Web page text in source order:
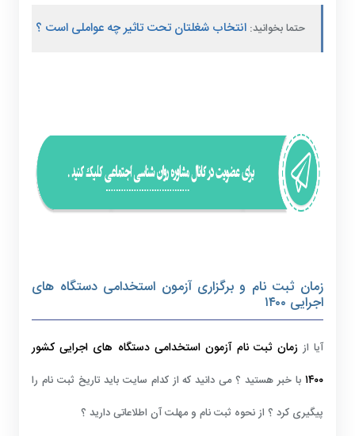
حتما بخوانید:انتخاب شغلتان تحت تاثیر چه عواملی است ؟
زمان ثبت نام و برگزاری آزمون استخدامی دستگاه های
اجرایی ۱۴۰۰
آیا اززمان ثبت نام آزمون استخدامی دستگاه های اجرایی کشور
۱۴۰۰ با خبر هستید ؟ می دانید که از کدام سایت باید تاریخ ثبت نام را
پیگیری کرد ؟ از نحوه ثبت نام و مهلت آن اطلاعاتی دارید ؟